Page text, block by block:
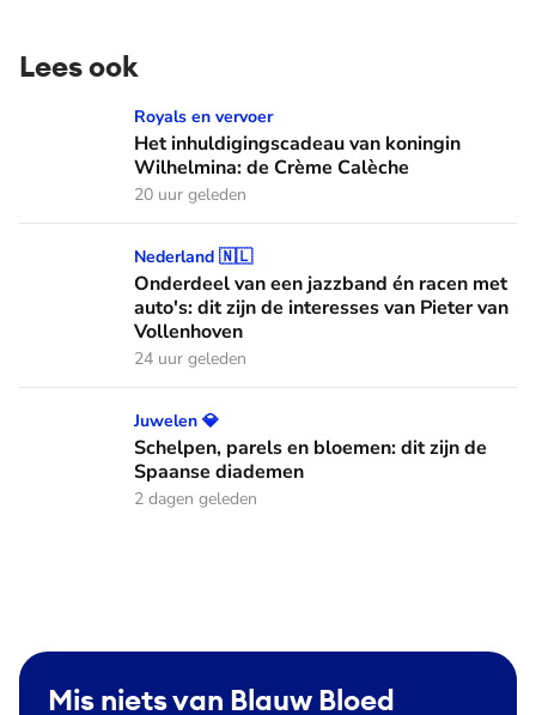
Lees ook
Het inhuldigingscadeau van koningin Wilhelmina: de
Royals en vervoer
Het inhuldigingscadeau van koningin
Wilhelmina: de Crème Calèche
20 uur geleden
Onderdeel van een jazzband én racen met auto's: dit zijn
Nederland 🇳🇱
Onderdeel van een jazzband én racen met
auto's: dit zijn de interesses van Pieter van
Vollenhoven
24 uur geleden
Schelpen, parels en bloemen: dit zijn de Spaanse diademen
Juwelen 💎
Schelpen, parels en bloemen: dit zijn de
Spaanse diademen
2 dagen geleden
Mis niets van Blauw Bloed